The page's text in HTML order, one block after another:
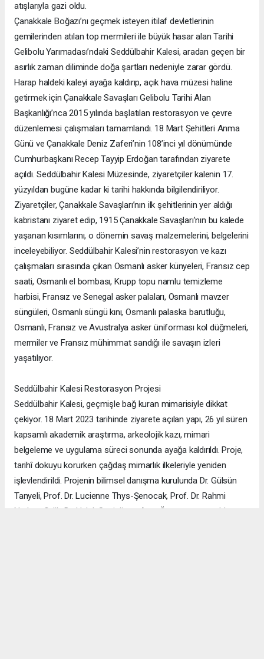
atışlarıyla gazi oldu.
Çanakkale Boğazı’nı geçmek isteyen itilaf devletlerinin
gemilerinden atılan top mermileri ile büyük hasar alan Tarihi
Gelibolu Yarımadası’ndaki Seddülbahir Kalesi, aradan geçen bir
asırlık zaman diliminde doğa şartları nedeniyle zarar gördü.
Harap haldeki kaleyi ayağa kaldırıp, açık hava müzesi haline
getirmek için Çanakkale Savaşları Gelibolu Tarihi Alan
Başkanlığı’nca 2015 yılında başlatılan restorasyon ve çevre
düzenlemesi çalışmaları tamamlandı. 18 Mart Şehitleri Anma
Günü ve Çanakkale Deniz Zaferi’nin 108’inci yıl dönümünde
Cumhurbaşkanı Recep Tayyip Erdoğan tarafından ziyarete
açıldı. Seddülbahir Kalesi Müzesinde, ziyaretçiler kalenin 17.
yüzyıldan bugüne kadar ki tarihi hakkında bilgilendiriliyor.
Ziyaretçiler, Çanakkale Savaşları’nın ilk şehitlerinin yer aldığı
kabristanı ziyaret edip, 1915 Çanakkale Savaşları’nın bu kalede
yaşanan kısımlarını, o dönemin savaş malzemelerini, belgelerini
inceleyebiliyor. Seddülbahir Kalesi’nin restorasyon ve kazı
çalışmaları sırasında çıkan Osmanlı asker künyeleri, Fransız cep
saati, Osmanlı el bombası, Krupp topu namlu temizleme
harbisi, Fransız ve Senegal asker palaları, Osmanlı mavzer
süngüleri, Osmanlı süngü kını, Osmanlı palaska barutluğu,
Osmanlı, Fransız ve Avustralya asker üniforması kol düğmeleri,
mermiler ve Fransız mühimmat sandığı ile savaşın izleri
yaşatılıyor.
Seddülbahir Kalesi Restorasyon Projesi
Seddülbahir Kalesi, geçmişle bağ kuran mimarisiyle dikkat
çekiyor. 18 Mart 2023 tarihinde ziyarete açılan yapı, 26 yıl süren
kapsamlı akademik araştırma, arkeolojik kazı, mimari
belgeleme ve uygulama süreci sonunda ayağa kaldırıldı. Proje,
tarihî dokuyu korurken çağdaş mimarlık ilkeleriyle yeniden
işlevlendirildi. Projenin bilimsel danışma kurulunda Dr. Gülsün
Tanyeli, Prof. Dr. Lucienne Thys-Şenocak, Prof. Dr. Rahmi
Nurhan Çelik, Dr. Haluk Sesigür ve Arzu Özsavaşcı yer aldı.